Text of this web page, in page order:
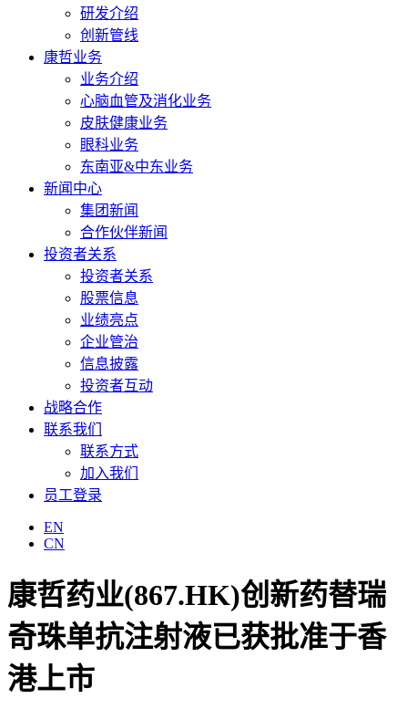
研发介绍
创新管线
康哲业务
业务介绍
心脑血管及消化业务
皮肤健康业务
眼科业务
东南亚&中东业务
新闻中心
集团新闻
合作伙伴新闻
投资者关系
投资者关系
股票信息
业绩亮点
企业管治
信息披露
投资者互动
战略合作
联系我们
联系方式
加入我们
员工登录
EN
CN
康哲药业(867.HK)创新药替瑞
奇珠单抗注射液已获批准于香
港上市